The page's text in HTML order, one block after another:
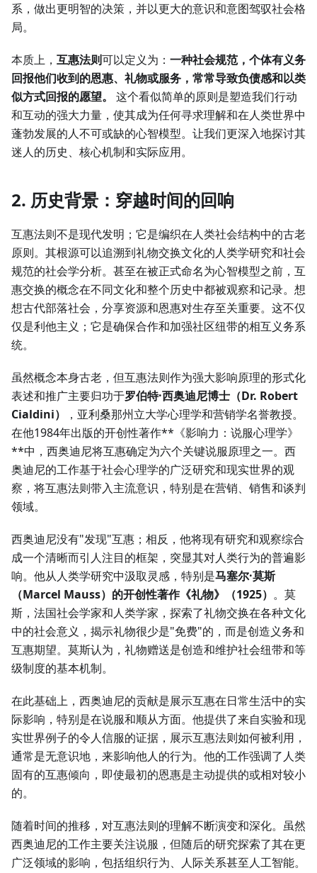
系，做出更明智的决策，并以更大的意识和意图驾驭社会格
局。
本质上， 互惠法则可以定义为： 一种社会规范，个体有义务
回报他们收到的恩惠、礼物或服务，常常导致负债感和以类
似方式回报的愿望。
这个看似简单的原则是塑造我们行动
和互动的强大力量，使其成为任何寻求理解和在人类世界中
蓬勃发展的人不可或缺的心智模型。让我们更深入地探讨其
迷人的历史、核心机制和实际应用。
2. 历史背景：穿越时间的回响
互惠法则不是现代发明；它是编织在人类社会结构中的古老
原则。其根源可以追溯到礼物交换文化的人类学研究和社会
规范的社会学分析。甚至在被正式命名为心智模型之前，互
惠交换的概念在不同文化和整个历史中都被观察和记录。想
想古代部落社会，分享资源和恩惠对生存至关重要。这不仅
仅是利他主义；它是确保合作和加强社区纽带的相互义务系
统。
虽然概念本身古老，但互惠法则作为强大影响原理的形式化
表述和推广主要归功于罗伯特·西奥迪尼博士（Dr. Robert
Cialdini）
，亚利桑那州立大学心理学和营销学名誉教授。
在他1984年出版的开创性著作**《影响力：说服心理学》
**中，西奥迪尼将互惠确定为六个关键说服原理之一。西
奥迪尼的工作基于社会心理学的广泛研究和现实世界的观
察，将互惠法则带入主流意识，特别是在营销、销售和谈判
领域。
西奥迪尼没有"发现"互惠；相反，他将现有研究和观察综合
成一个清晰而引人注目的框架，突显其对人类行为的普遍影
响。他从人类学研究中汲取灵感，特别是马塞尔·莫斯
（Marcel Mauss） 的开创性著作《礼物》（1925） 。莫
斯，法国社会学家和人类学家，探索了礼物交换在各种文化
中的社会意义，揭示礼物很少是"免费"的，而是创造义务和
互惠期望。莫斯认为，礼物赠送是创造和维护社会纽带和等
级制度的基本机制。
在此基础上，西奥迪尼的贡献是展示互惠在日常生活中的实
际影响，特别是在说服和顺从方面。他提供了来自实验和现
实世界例子的令人信服的证据，展示互惠法则如何被利用，
通常是无意识地，来影响他人的行为。他的工作强调了人类
固有的互惠倾向，即使最初的恩惠是主动提供的或相对较小
的。
随着时间的推移，对互惠法则的理解不断演变和深化。虽然
西奥迪尼的工作主要关注说服，但随后的研究探索了其在更
广泛领域的影响，包括组织行为、人际关系甚至人工智能。